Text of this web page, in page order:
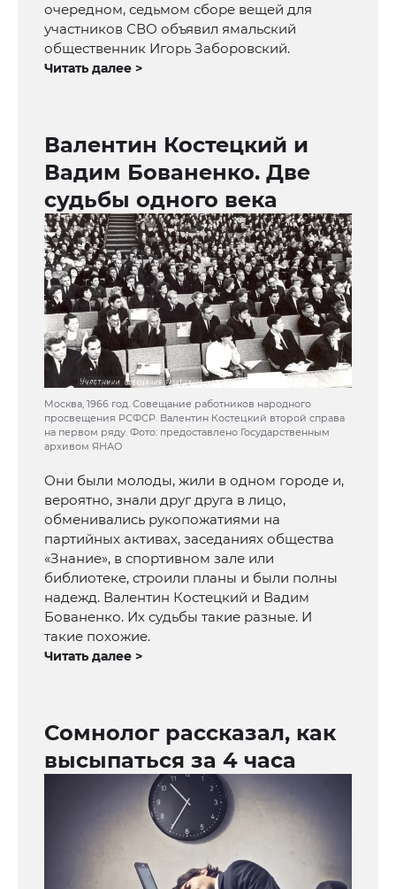
очередном, седьмом сборе вещей для
участников СВО объявил ямальский
общественник Игорь Заборовский.
Читать далее >
Валентин Костецкий и
Вадим Бованенко. Две
судьбы одного века
Москва, 1966 год. Совещание работников народного
просвещения РСФСР. Валентин Костецкий второй справа
на первом ряду. Фото: предоставлено Государственным
архивом ЯНАО
Они были молоды, жили в одном городе и,
вероятно, знали друг друга в лицо,
обменивались рукопожатиями на
партийных активах, заседаниях общества
«Знание», в спортивном зале или
библиотеке, строили планы и были полны
надежд. Валентин Костецкий и Вадим
Бованенко. Их судьбы такие разные. И
такие похожие.
Читать далее >
Сомнолог рассказал, как
высыпаться за 4 часа